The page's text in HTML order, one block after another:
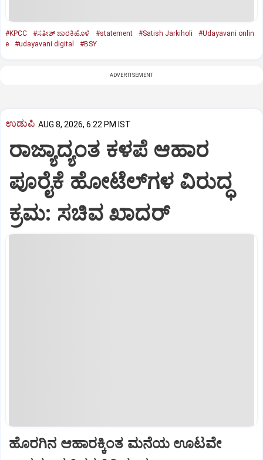
#KPCC #ಸತೀಶ್‌ ಜಾರಕಿಹೊಳಿ #statement #Satish Jarkiholi
#Udayavani onlin
e
#udayavani digital #BSY
ADVERTISEMENT
ಉಡುಪಿ AUG 8, 2026, 6:22 PM IST
ರಾಜ್ಯಾದ್ಯಂತ ಕಳಪೆ ಆಹಾರ
ಪೂರೈಕೆ ಹೋಟೆಲ್‌ಗಳ ವಿರುದ್ಧ
ಕ್ರಮ: ಸಚಿವ ಖಾದರ್
ಹೊರಗಿನ ಆಹಾರಕ್ಕಿಂತ ಮನೆಯ ಊಟವೇ